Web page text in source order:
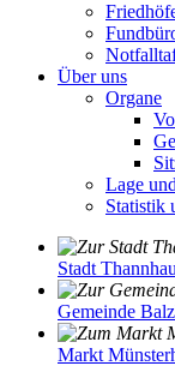
Über uns
Organe
Lage
Statistik
Stadt
Gemeinde
Markt